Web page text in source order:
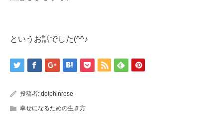
というお話でした(^^♪
投稿者: dolphinrose
幸せになるための生き方